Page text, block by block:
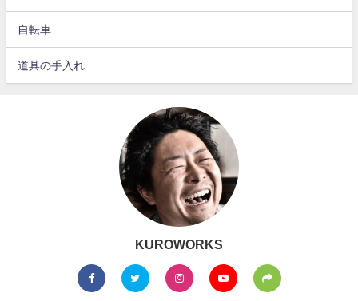
自転車
道具の手入れ
KUROWORKS